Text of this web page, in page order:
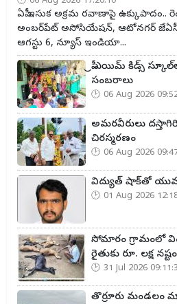
ఏపీ ఇసుక అక్రమ రవాణాపై ఉక్కుపాదం..
అంబర్‌పేట్ అసోసియేషన్, ఆటోనగర్ జేఏసీ..
ఆగస్టు 6, న్యూస్ ఇండియా...
ప్రీ ఎయిమ్ కిడ్స్
సంబరాలు
06 Aug 2026
అమరవీరులు
చిరస్మరణం
06 Aug 2026
విద్యుత్ షాక్‌తో
01 Aug 2026
సోమారం గ్రామంలో
రైతుకు రూ. లక్ష నష్టం
31 Jul 2026
తొర్రూరు మండలం